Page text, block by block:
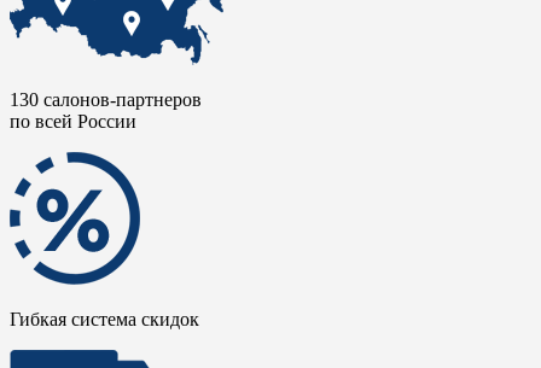
130 салонов-партнеров
по всей России
Гибкая система скидок